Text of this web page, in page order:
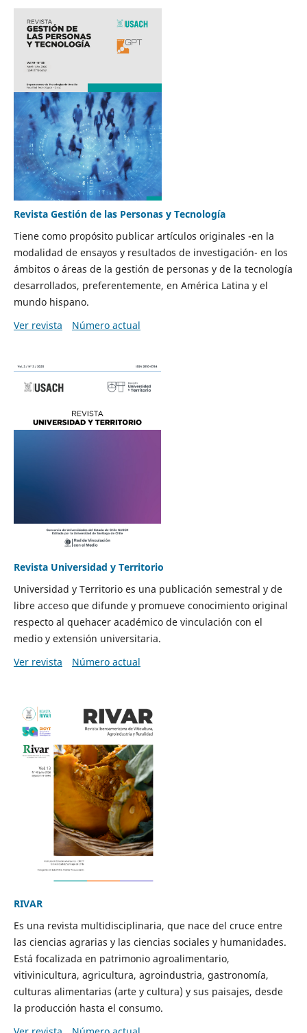
Revista Gestión de las Personas y Tecnología
Tiene como propósito publicar artículos originales -en la
modalidad de ensayos y resultados de investigación- en los
ámbitos o áreas de la gestión de personas y de la tecnología
desarrollados, preferentemente, en América Latina y el
mundo hispano.
Ver revista
Número actual
Revista Universidad y Territorio
Universidad y Territorio es una publicación semestral y de
libre acceso que difunde y promueve conocimiento original
respecto al quehacer académico de vinculación con el
medio y extensión universitaria.
Ver revista
Número actual
RIVAR
Es una revista multidisciplinaria, que nace del cruce entre
las ciencias agrarias y las ciencias sociales y humanidades.
Está focalizada en patrimonio agroalimentario,
vitivinicultura, agricultura, agroindustria, gastronomía,
culturas alimentarias (arte y cultura) y sus paisajes, desde
la producción hasta el consumo.